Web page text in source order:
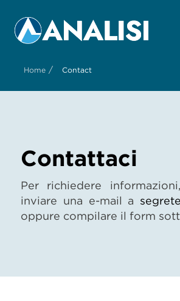
Home / Contact
Contattaci
Per richiedere
inviare una e-mail a
oppure compilare il form